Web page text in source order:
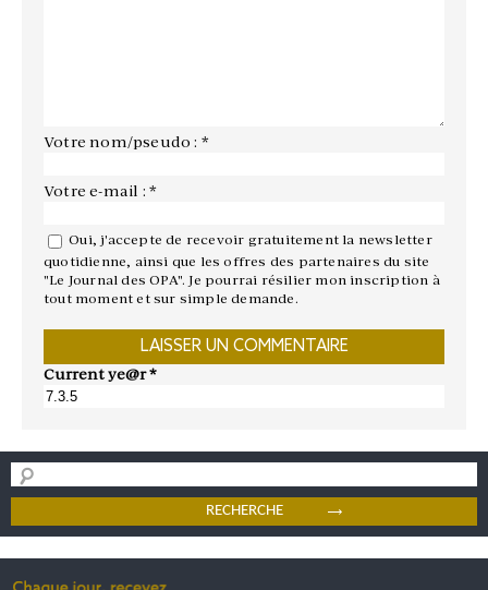
Votre nom/pseudo : *
Votre e-mail : *
Oui, j'accepte de recevoir gratuitement la newsletter
quotidienne, ainsi que les offres des partenaires du site
"Le Journal des OPA". Je pourrai résilier mon inscription à
tout moment et sur simple demande.
Current ye@r*